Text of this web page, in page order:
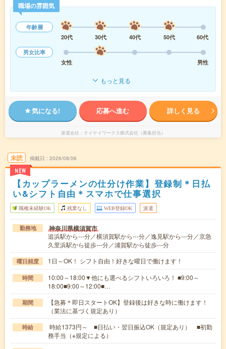
職場の雰囲気
年齢層
20代
30代 40代 50代
60代
男女比率
女性
男性
もっと見る
気になる! 応募へ進む 詳しく見る
派遣会社 テイケイワークス株式会社（募集担当）
未読
NEW
掲載日 2026/08/06
【カップラーメンの仕分け作業】登録制＊日払
い&シフト自由＊スマホで仕事選択
職種未経験OK 残業なし WEB登録OK 派遣
勤務地 神奈川県横須賀市
追浜駅から---分／横須賀駅から---分／逸見駅から---分／京急
久里浜駅から徒歩---分／浦賀駅から徒歩---分
曜日頻度 1日～OK！ シフト自由！好きな曜日で働けます！
時間
10:00～18:00▼他にも選べるシフトいろいろ！ ■9:00～
18:00■9:00～12:00■…
期間
【急募＊即日スタートOK】登録後は好きな時に働けます！
（業法に基づく規定あり）
時給
時給1373円～ ■日払い・翌日振込OK（規定あり） ■初勤
務手当（※規定による）